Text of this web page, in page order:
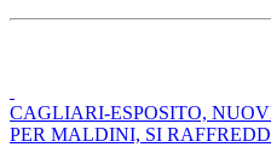
CAGLIARI-ESPOSITO,
PER MALDINI, SI